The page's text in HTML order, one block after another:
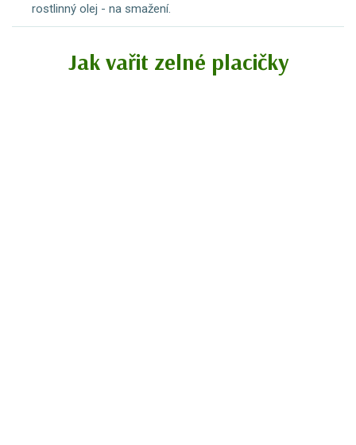
rostlinný olej - na smažení.
Jak vařit zelné placičky